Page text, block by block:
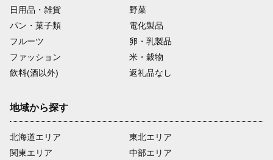
日用品・雑貨
野菜
パン・菓子類
電化製品
フルーツ
卵・乳製品
ファッション
米・穀物
飲料(酒以外)
返礼品なし
地域から探す
北海道エリア
関東エリア
東北エリア
中部エリア